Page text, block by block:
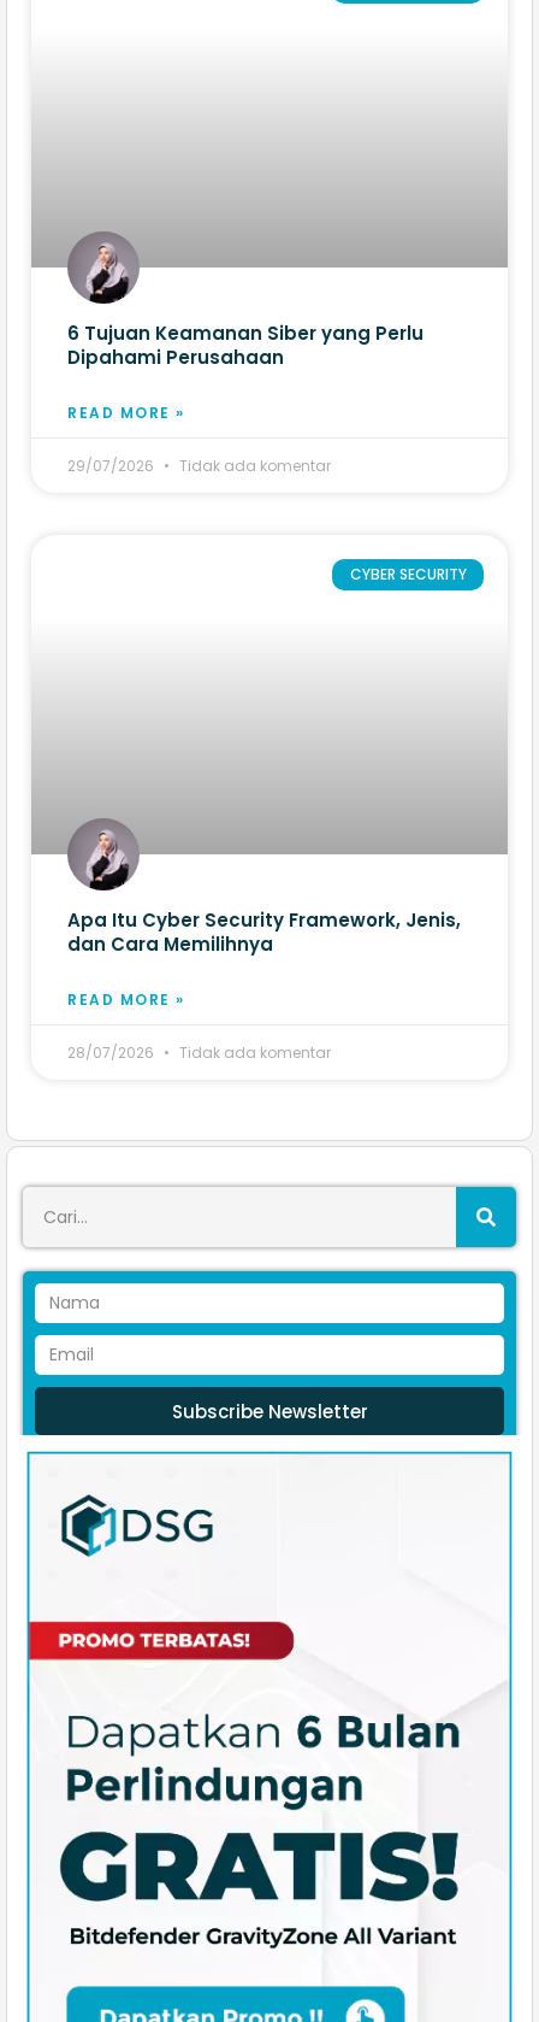
6 Tujuan Keamanan Siber yang Perlu
Dipahami Perusahaan
READ MORE »
29/07/2026 Tidak ada komentar
CYBER SECURITY
Apa Itu Cyber Security Framework, Jenis,
dan Cara Memilihnya
READ MORE »
28/07/2026 Tidak ada komentar
Subscribe Newsletter